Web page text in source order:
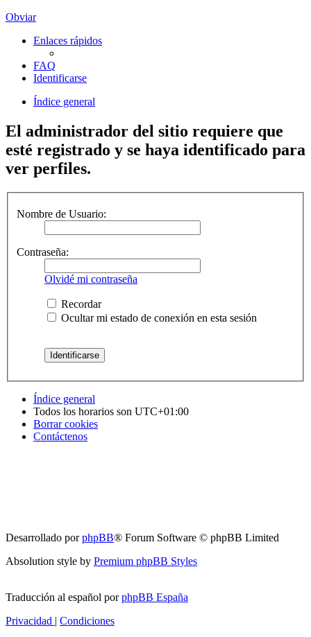
Obviar
Enlaces rápidos
FAQ
Identificarse
Índice general
El administrador del sitio requiere que
esté registrado y se haya identificado para
ver perfiles.
Nombre de Usuario:
Contraseña:
Olvidé mi contraseña
Recordar
Ocultar mi estado de conexión en esta sesión
Índice general
Todos los horarios son UTC+01:00
Borrar cookies
Contáctenos
Desarrollado porphpBB® Forum Software © phpBB Limited
Absolution style by Premium phpBB Styles
Traducción al español porphpBB España
Privacidad | Condiciones